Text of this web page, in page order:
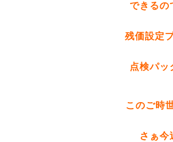
できるの
残価設定
点検パッ
このご時
さぁ今